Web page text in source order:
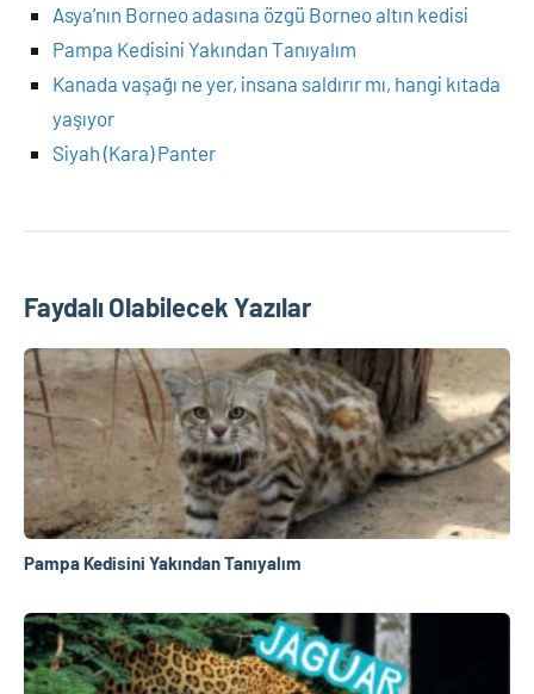
Asya’nın Borneo adasına özgü Borneo altın kedisi
Pampa Kedisini Yakından Tanıyalım
Kanada vaşağı ne yer, insana saldırır mı, hangi kıtada
yaşıyor
Siyah (Kara) Panter
Faydalı Olabilecek Yazılar
Pampa Kedisini Yakından Tanıyalım